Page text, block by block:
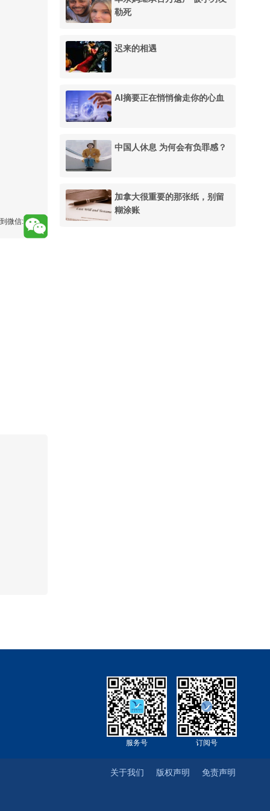
勒死
迟来的相遇
AI摘要正在悄悄偷走你的心血
中国人休息 为何会有负罪感？
加拿大很重要的那张纸，别留
糊涂账
微信:
订阅号
服务号
免责声明
版权声明
关于我们